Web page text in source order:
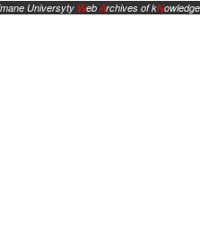
Universyty WebArchives of kNowledge